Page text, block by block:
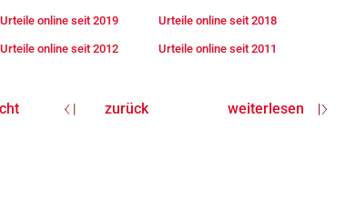
Urteile online seit 2019 Urteile online seit 2018
Urteile online seit 2012 Urteile online seit 2011
zurück weiterlesen